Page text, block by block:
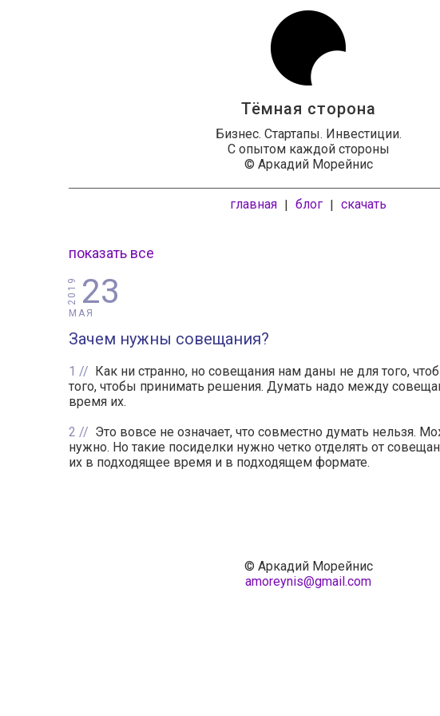
Тёмная сторона
Бизнес. Стартапы. Инвестиции.
С опытом каждой стороны
© Аркадий Морейнис
главная | блог | скачать
показать все
23
МАЯ
2019
Зачем нужны совещания?
1
Как ни странно, но совещания нам даны не для того,
того, чтобы принимать решения. Думать надо между
время их.
2
Это вовсе не означает, что совместно думать нельзя.
нужно. Но такие посиделки нужно четко отделять от
их в подходящее время и в подходящем формате.
© Аркадий Морейнис
amoreynis@gmail.com